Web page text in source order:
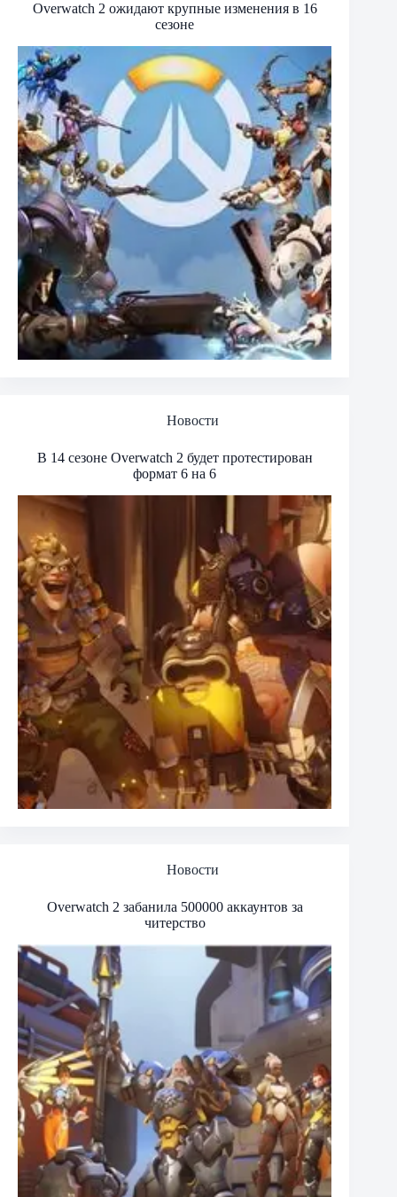
Overwatch 2 ожидают крупные изменения в 16
сезоне
Новости
В 14 сезоне Overwatch 2 будет протестирован
формат 6 на 6
Новости
Overwatch 2 забанила 500000 аккаунтов за
читерство